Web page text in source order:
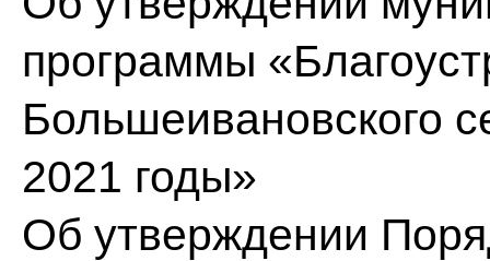
программы
Большеивановского
2021 годы»
Об утверждении